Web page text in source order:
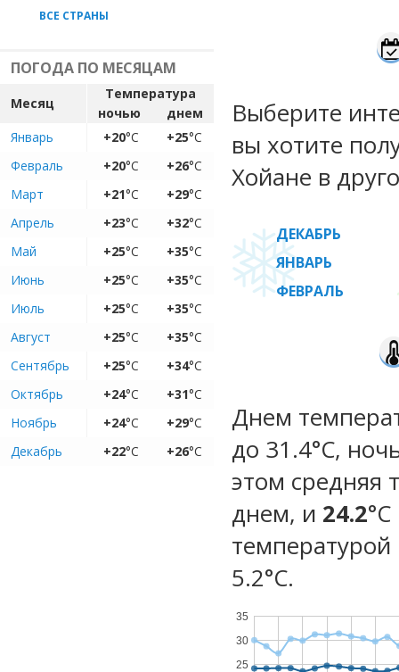
ВСЕ СТРАНЫ
ПОГОДА ПО МЕСЯЦАМ
Месяц
Температура
ночью
днем
Январь
+20°C +25°C
Февраль
+20°C +26°C
Март
+21°C +29°C
Апрель
+23°C +32°C
Май
+25°C +35°C
Июнь
+25°C +35°C
Июль
+25°C +35°C
Август
+25°C +35°C
Сентябрь
+25°C +34°C
Октябрь
+24°C +31°C
Ноябрь
+24°C +29°C
Декабрь
+22°C +26°C
Выберите
вы хотите
Хойане в
ДЕКАБРЬ
ЯНВАРЬ
ФЕВРАЛЬ
Днем
до 31.4°C,
этом средняя
днем, и 24.2
температурой
5.2°С.
25
30
35